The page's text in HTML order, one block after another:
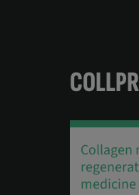
Collagen
medicine